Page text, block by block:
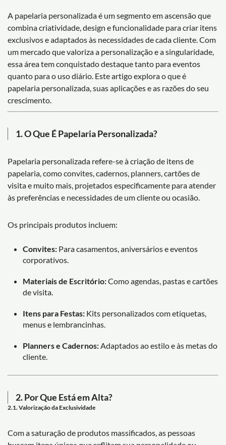
A papelaria personalizada é um segmento em ascensão que
combina criatividade, design e funcionalidade para criar itens
exclusivos e adaptados às necessidades de cada cliente. Com
um mercado que valoriza a personalização e a singularidade,
essa área tem conquistado destaque tanto para eventos
quanto para o uso diário. Este artigo explora o que é
papelaria personalizada, suas aplicações e as razões do seu
crescimento.
1. O Que É Papelaria Personalizada?
Papelaria personalizada refere-se à criação de itens de
papelaria, como convites, cadernos, planners, cartões de
visita e muito mais, projetados especificamente para atender
às preferências e necessidades de um cliente ou ocasião.
Os principais produtos incluem:
Convites: Para casamentos, aniversários e eventos
corporativos.
Materiais de Escritório:Como agendas, pastas e cartões
de visita.
Itens para Festas: Kits personalizados com etiquetas,
menus e lembrancinhas.
Planners e Cadernos: Adaptados ao estilo e às metas do
cliente.
2. Por Que Está em Alta?
2.1. Valorização da Exclusividade
Com a saturação de produtos massificados, as pessoas